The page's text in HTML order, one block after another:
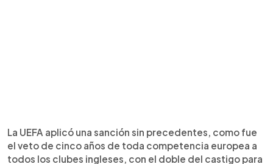
La UEFA aplicó una sanción sin precedentes, como fue
el veto de cinco años de toda competencia europea a
todos los clubes ingleses, con el doble del castigo para